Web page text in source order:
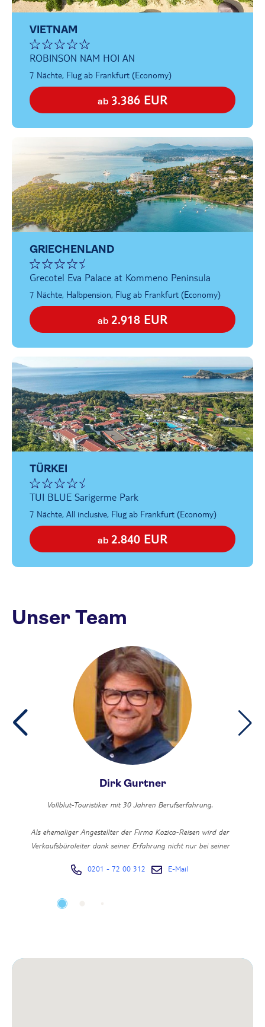
VIETNAM
ROBINSON NAM HOI AN
7 Nächte, Flug ab Frankfurt (Economy)
ab 3.386 EUR
GRIECHENLAND
Grecotel Eva Palace at Kommeno Peninsula
7 Nächte, Halbpension, Flug ab Frankfurt (Economy)
ab 2.918 EUR
TÜRKEI
TUI BLUE Sarigerme Park
7 Nächte, All inclusive, Flug ab Frankfurt (Economy)
ab 2.840 EUR
Unser Team
Dirk Gurtner
Vollblut-Touristiker mit 30 Jahren Berufserfahrung.
Als ehemaliger Angestellter der Firma Kozica-Reisen wird der
Verkaufsbüroleiter dank seiner Erfahrung nicht nur bei seiner
gesetzter und weiß nun auch einen guten ROBINSON CLUB sehr zu
0201 - 72 00 312 E-Mail